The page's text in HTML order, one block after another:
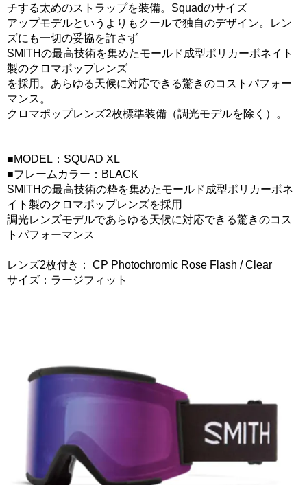
チする太めのストラップを装備。Squadのサイズ
アップモデルというよりもクールで独自のデザイン。レン
ズにも一切の妥協を許さず
SMITHの最高技術を集めたモールド成型ポリカーボネイト
製のクロマポップレンズ
を採用。あらゆる天候に対応できる驚きのコストパフォー
マンス。
クロマポップレンズ2枚標準装備（調光モデルを除く）。
■MODEL：SQUAD XL
■フレームカラー：BLACK
SMITHの最高技術の粋を集めたモールド成型ポリカーボネ
イト製のクロマポップレンズを採用
調光レンズモデルであらゆる天候に対応できる驚きのコス
トパフォーマンス
レンズ2枚付き： CP Photochromic Rose Flash / Clear
サイズ：ラージフィット